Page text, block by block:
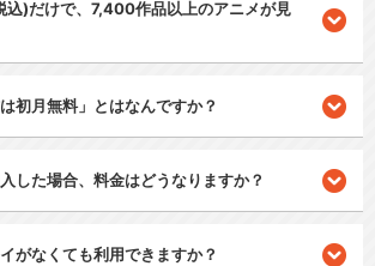
)だけで、7,400作品以上のアニメが見
初月無料」とはなんですか？
した場合、料金はどうなりますか？
がなくても利用できますか？